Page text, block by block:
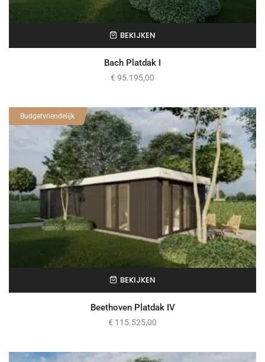
BEKIJKEN
Bach Platdak I
€ 95.195,00
Budgetvriendelijk
BEKIJKEN
Beethoven Platdak IV
€ 115.525,00